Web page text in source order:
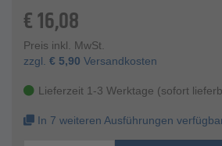
Standzeiten sowie hohe Festigkeit
6-Kant-Schaft - 13 mm für
alle CX-HF Modelle oder auf
HEXAFIX-Adapter
kraftschlüssigen Anschluss an die
rechtwinkliger Anschlag und
das Einfressen des Gewindes
€16,08
Preis inkl. MwSt.
zzgl. € 5,90 Versandkosten
Lieferzeit 1-3 Werktage (sofort
In 7 weiteren Ausführungen